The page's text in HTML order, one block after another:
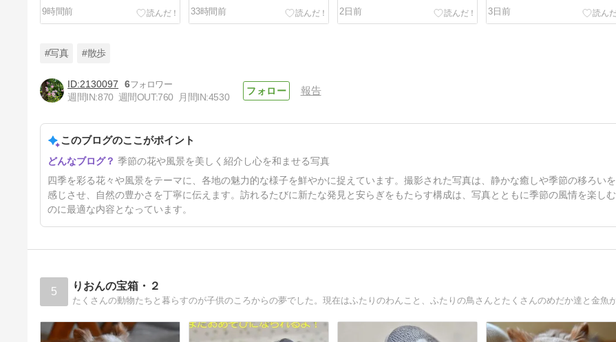
9時間前 33時間前 2日前
3日前
4日前
#写真 #散歩
2130097
6
週間IN:870 週間OUT:760 月間IN:4530
報告
このブログのここがポイント
季節の花や風景を美しく紹介し心を和ませる写真
四季を彩る花々や風景をテーマに、各地の魅力的な様子を鮮やかに捉えています。撮影された写真は、静かな癒しや季節の移ろいを
感じさせ、自然の豊かさを丁寧に伝えます。訪れるたびに新たな発見と安らぎをもたらす構成は、写真とともに季節の風情を楽しむ
のに最適な内容となっています。
5 りおんの宝箱・２